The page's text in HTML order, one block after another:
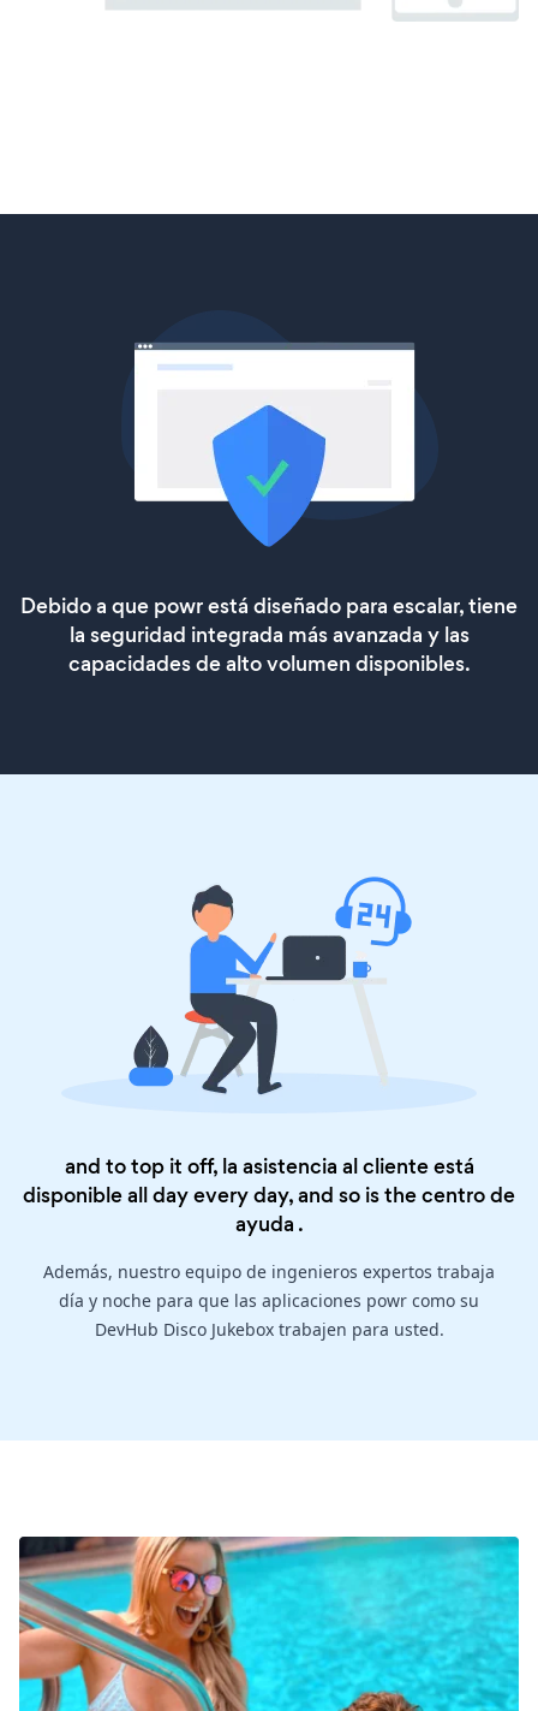
Debido a que powr está diseñado para escalar, tiene
la seguridad integrada más avanzada y las
capacidades de alto volumen disponibles.
and to top it off, la asistencia al cliente está
disponible all day every day, and so is thecentro de
ayuda .
Además, nuestro equipo de ingenieros expertos trabaja
día y noche para que las aplicaciones powr como su
DevHub Disco Jukebox trabajen para usted.